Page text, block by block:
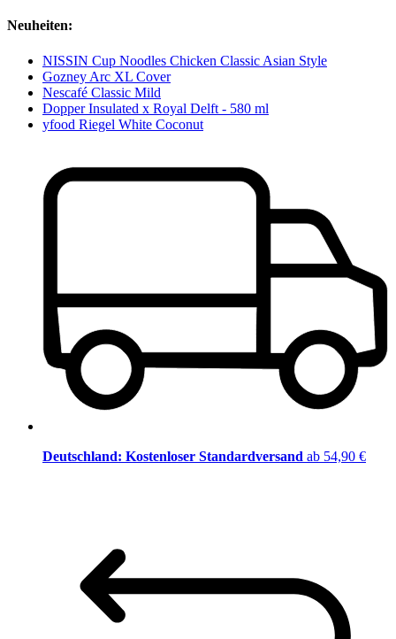
Neuheiten:
NISSIN Cup Noodles Chicken Classic Asian Style
Gozney Arc XL Cover
Nescafé Classic Mild
Dopper Insulated x Royal Delft - 580 ml
yfood Riegel White Coconut
Deutschland: Kostenloser Standardversand ab 54,90 €